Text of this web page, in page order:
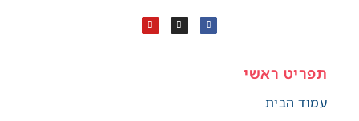
תפריט ראשי
עמוד הבית